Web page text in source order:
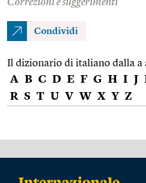
Condividi
Il dizionario di italiano dalla a
A B C D E F G H I J
R S T U V W X Y Z